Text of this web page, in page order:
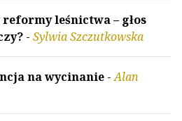
leśnictwa – głos
- Sylwia Szczutkowska
na wycinanie -Alan